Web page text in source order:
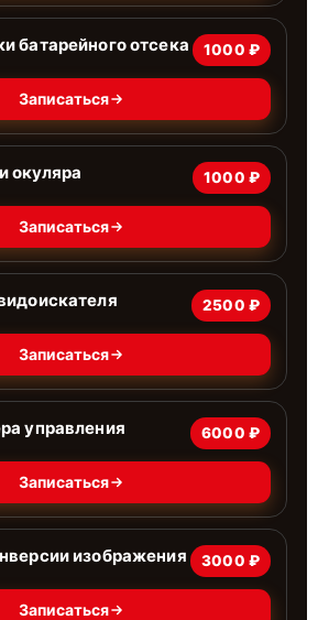
батарейного отсека 1000 ₽
Записаться
окуляра 1000 ₽
Записаться
2500 ₽
Записаться
управления 6000 ₽
Записаться
изображения 3000 ₽
Записаться